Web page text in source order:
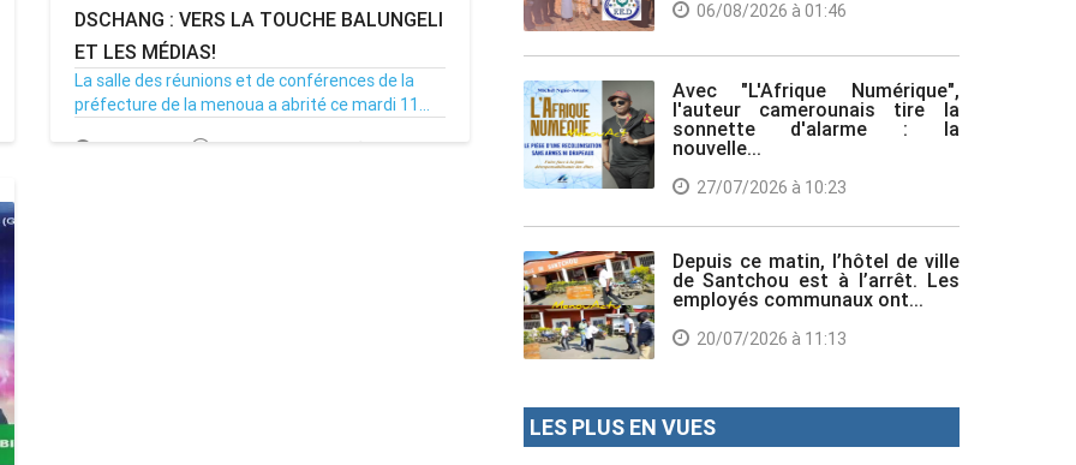
DSCHANG : VERS LA TOUCHE BALUNGELI
ET LES MÉDIAS!
La salle des réunions et de conférences de la
préfecture de la menoua a abrité ce mardi 11...
11/04/17 Par MenouActu 2
06/08/2026 à 01:46
Avec "L'Afrique Numérique",
l'auteur camerounais tire la
sonnette d'alarme : la
nouvelle...
27/07/2026 à 10:23
Depuis ce matin, l’hôtel de ville
de Santchou est à l’arrêt. Les
employés communaux ont...
20/07/2026 à 11:13
LES PLUS EN VUES